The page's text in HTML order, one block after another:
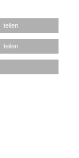
teilen
teilen